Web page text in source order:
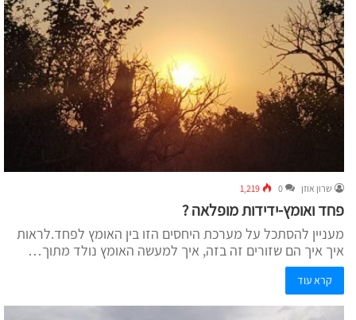
שרון אוזן 0
1,219
פחד ואומץ-ידידות מופלאה ?
מעניין להסתכל על מערכת היחסים הזו בין האומץ לפחד.לראות
איך איך הם שזורים זה בזה, איך למעשה האומץ נולד מתוך…
קרא עוד